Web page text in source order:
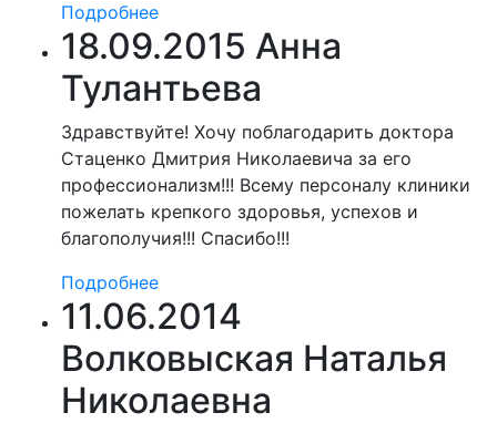
Подробнее
18.09.2015 Анна
Тулантьева
Здравствуйте! Хочу поблагодарить доктора
Стаценко Дмитрия Николаевича за его
профессионализм!!! Всему персоналу клиники
пожелать крепкого здоровья, успехов и
благополучия!!! Спасибо!!!
Подробнее
11.06.2014
Волковыская Наталья
Николаевна